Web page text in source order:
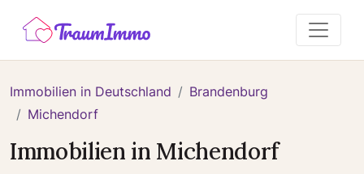
Immobilien in Deutschland
Brandenburg
Michendorf
Immobilien in Michendorf